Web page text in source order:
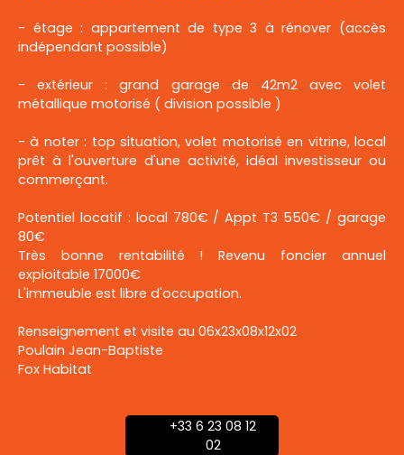
- étage : appartement de type 3 à rénover (accès
indépendant possible)
- extérieur : grand garage de 42m2 avec volet
métallique motorisé ( division possible )
- à noter : top situation, volet motorisé en vitrine, local
prêt à l'ouverture d'une activité, idéal investisseur ou
commerçant.
Potentiel locatif : local 780€ / Appt T3 550€ / garage
80€
Très bonne rentabilité ! Revenu foncier annuel
exploitable 17000€
L'immeuble est libre d'occupation.
Renseignement et visite au 06x23x08x12x02
Poulain Jean-Baptiste
Fox Habitat
+33 6 23 08 12
02